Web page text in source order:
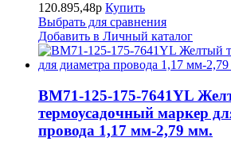
120.895,48р Купить
Выбрать для сравнения
Добавить в Личный каталог
BM71-125-175-7641YL
термоусадочный маркер
провода 1,17 мм-2,79 мм.